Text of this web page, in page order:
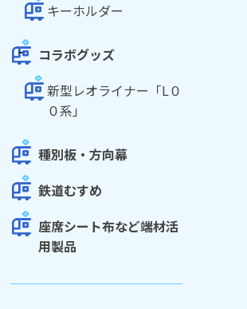
キーホルダー
コラボグッズ
新型レオライナー「L０
０系」
種別板・方向幕
鉄道むすめ
座席シート布など端材活
用製品